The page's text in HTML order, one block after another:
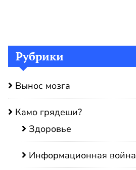
Рубрики
Вынос мозга
Камо грядеши?
Здоровье
Информационная война